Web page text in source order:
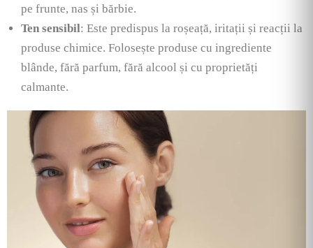
pe frunte, nas și bărbie.
Ten sensibil: Este predispus la roșeață, iritații și reacții la
produse chimice. Folosește produse cu ingrediente
blânde, fără parfum, fără alcool și cu proprietăți
calmante.